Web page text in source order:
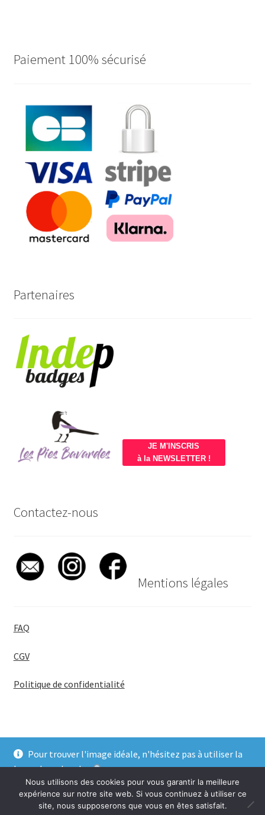
Pour trouver l'image idéale, n'hésitez pas à utiliser la
barre de recherche
Ignorer
Paiement 100% sécurisé
Partenaires
JE M'INSCRIS
à la NEWSLETTER !
Contactez-nous
Mentions légales
FAQ
CGV
Politique de confidentialité
© BadgeGirl® 2026
Nous utilisons des cookies pour vous garantir la meilleure
expérience sur notre site web. Si vous continuez à utiliser ce
site, nous supposerons que vous en êtes satisfait.